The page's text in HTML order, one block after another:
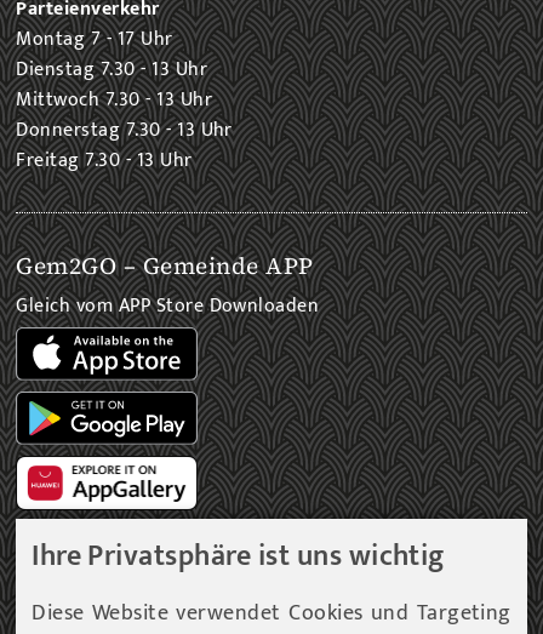
Ihre Privatsphäre ist uns wichtig
Diese Website verwendet Cookies und Targeting
Parteienverkehr
Montag 7 - 17 Uhr
Dienstag 7.30 - 13 Uhr
Mittwoch 7.30 - 13 Uhr
Donnerstag 7.30 - 13 Uhr
Freitag 7.30 - 13 Uhr
Gem2GO – Gemeinde APP
Gleich vom APP Store Downloaden
Gemeinde Newsletter